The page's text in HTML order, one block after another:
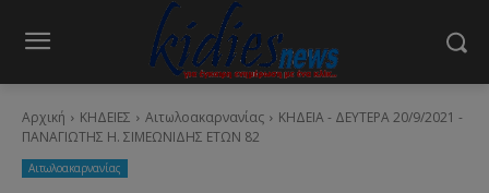
Αρχική ΚΗΔΕΙΕΣ Aιτωλοακαρνανίας
ΚΗΔΕΙΑ - ΔΕΥΤΕΡΑ 20/9/2021 -
ΠΑΝΑΓΙΩΤΗΣ Η. ΣΙΜΕΩΝΙΔΗΣ ΕΤΩΝ 82
Aιτωλοακαρνανίας